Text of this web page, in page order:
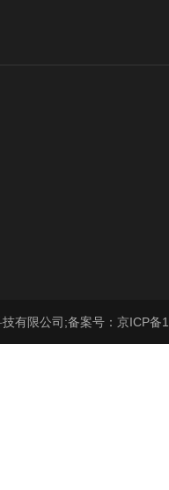
有限公司;备案号：京ICP备